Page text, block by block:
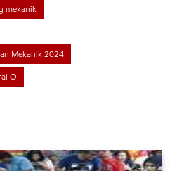
mekanik
Mekanik 2024
O